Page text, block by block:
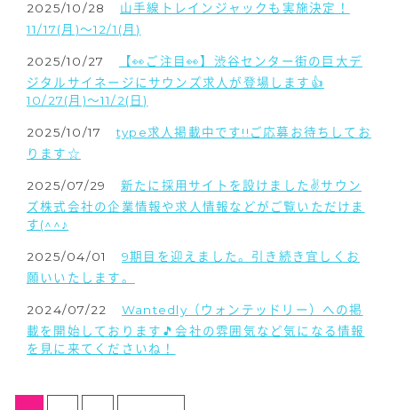
2025/10/28
山手線トレインジャックも実施決定！
11/17(月)〜12/1(月)
2025/10/27
【👀ご注目👀】渋谷センター街の巨大デ
ジタルサイネージにサウンズ求人が登場します👍
10/27(月)〜11/2(日)
2025/10/17
type求人掲載中です!!ご応募お待ちしてお
ります☆
2025/07/29
新たに採用サイトを設けました✌サウン
ズ株式会社の企業情報や求人情報などがご覧いただけま
す(^^♪
2025/04/01
9期目を迎えました。引き続き宜しくお
願いいたします。
2024/07/22
Wantedly（ウォンテッドリー）への掲
載を開始しております🎵会社の雰囲気など気になる情報
を見に来てくださいね！